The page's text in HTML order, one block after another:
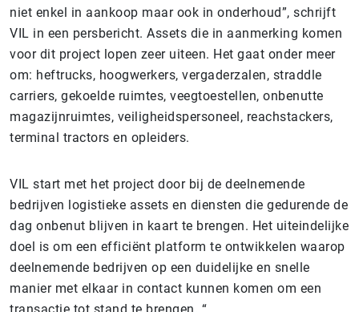
niet enkel in aankoop maar ook in onderhoud”, schrijft
VIL in een persbericht. Assets die in aanmerking komen
voor dit project lopen zeer uiteen. Het gaat onder meer
om: heftrucks, hoogwerkers, vergaderzalen, straddle
carriers, gekoelde ruimtes, veegtoestellen, onbenutte
magazijnruimtes, veiligheidspersoneel, reachstackers,
terminal tractors en opleiders.
VIL start met het project door bij de deelnemende
bedrijven logistieke assets en diensten die gedurende de
dag onbenut blijven in kaart te brengen. Het uiteindelijke
doel is om een efficiënt platform te ontwikkelen waarop
deelnemende bedrijven op een duidelijke en snelle
manier met elkaar in contact kunnen komen om een
transactie tot stand te brengen. “